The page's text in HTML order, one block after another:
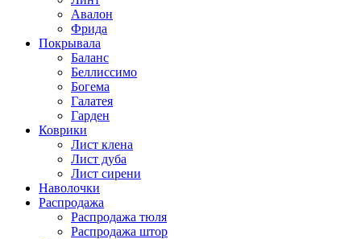
Авалон
Фрида
Покрывала
Баланс
Беллиссимо
Богема
Галатея
Гарден
Коврики
Лист клена
Лист дуба
Лист сирени
Наволочки
Распродажа
Распродажа тюля
Распродажа штор